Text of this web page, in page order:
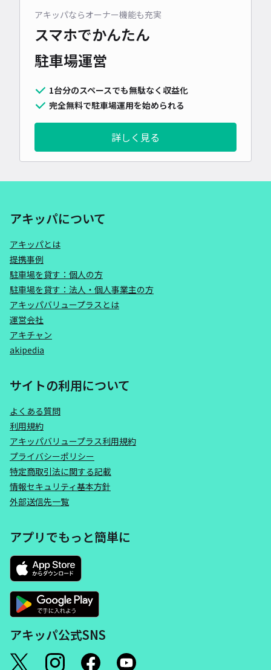
アキッパならオーナー機能も充実
スマホでかんたん
駐車場運営
1台分のスペースでも無駄なく収益化
完全無料で駐車場運用を始められる
詳しく見る
アキッパについて
アキッパとは
提携事例
駐車場を貸す：個人の方
駐車場を貸す：法人・個人事業主の方
アキッパバリュープラスとは
運営会社
アキチャン
akipedia
サイトの利用について
よくある質問
利用規約
アキッパバリュープラス利用規約
プライバシーポリシー
特定商取引法に関する記載
情報セキュリティ基本方針
外部送信先一覧
アプリでもっと簡単に
アキッパ公式SNS